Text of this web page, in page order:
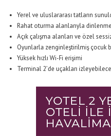
Yerel ve uluslararası tatların
Rahat oturma alanlarıyla
Açık çalışma alanları ve özel
Oyunlarla zenginleştirilmiş çocuk
Yüksek hızlı Wi-Fi erişimi
Terminal 2’de uçakları